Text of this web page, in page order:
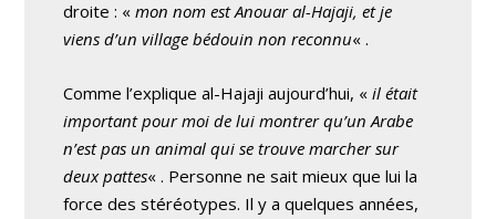
droite : «mon nom est Anouar al-Hajaji, et je
viens d’un village bédouin non reconnu« .
Comme l’explique al-Hajaji aujourd’hui, «il était
important pour moi de lui montrer qu’un Arabe
n’est pas un animal qui se trouve marcher sur
deux pattes« . Personne ne sait mieux que lui la
force des stéréotypes. Il y a quelques années,